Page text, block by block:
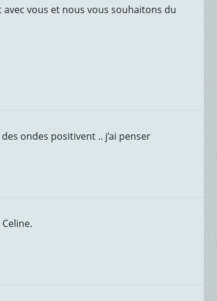
vous et nous vous souhaitons du
ondes positivent .. j’ai penser